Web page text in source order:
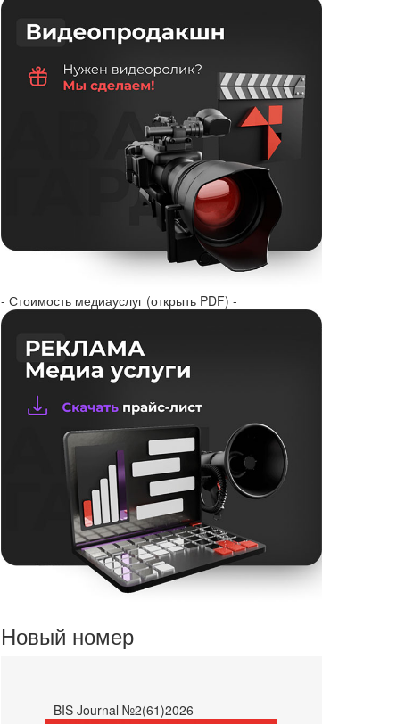
- Стоимость медиауслуг (открыть PDF) -
Новый номер
- BIS Journal №2(61)2026 -